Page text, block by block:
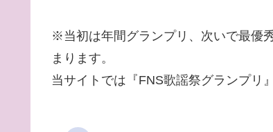
※当初は年間グランプリ、次いで最優
まります。
当サイトでは『FNS歌謡祭グランプリ